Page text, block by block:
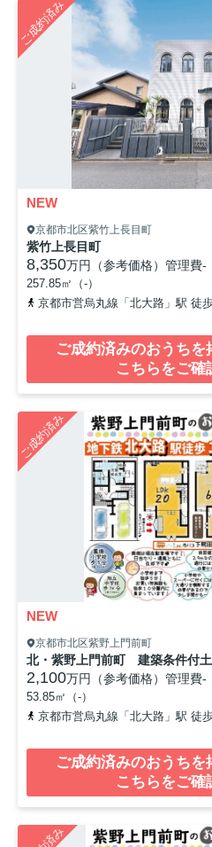
ご成約済み
NEW
京都市北区紫竹上長目町
紫竹上長目町
8,350万円（参考価格） 管理費-
257.85㎡（-）
京都市営烏丸線「北大路」駅 徒
ご成約済みのおうち
こちらをご確
ご成約済み
NEW
京都市北区紫野上門前町
北・紫野上門前町 建築条件付
2,100万円（参考価格） 管理費-
53.85㎡（-）
京都市営烏丸線「北大路」駅 徒
ご成約済みのおうち
こちらをご確